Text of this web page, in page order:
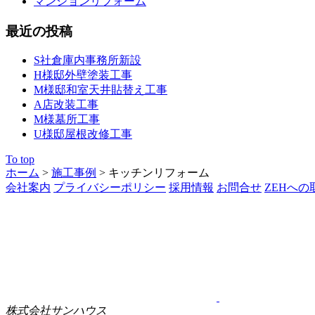
最近の投稿
S社倉庫内事務所新設
H様邸外壁塗装工事
M様邸和室天井貼替え工事
A店改装工事
M様墓所工事
U様邸屋根改修工事
To top
ホーム > 施工事例 > キッチンリフォーム
会社案内 プライバシーポリシー 採用情報 お問合せ ZEHへの
株式会社サンハウス